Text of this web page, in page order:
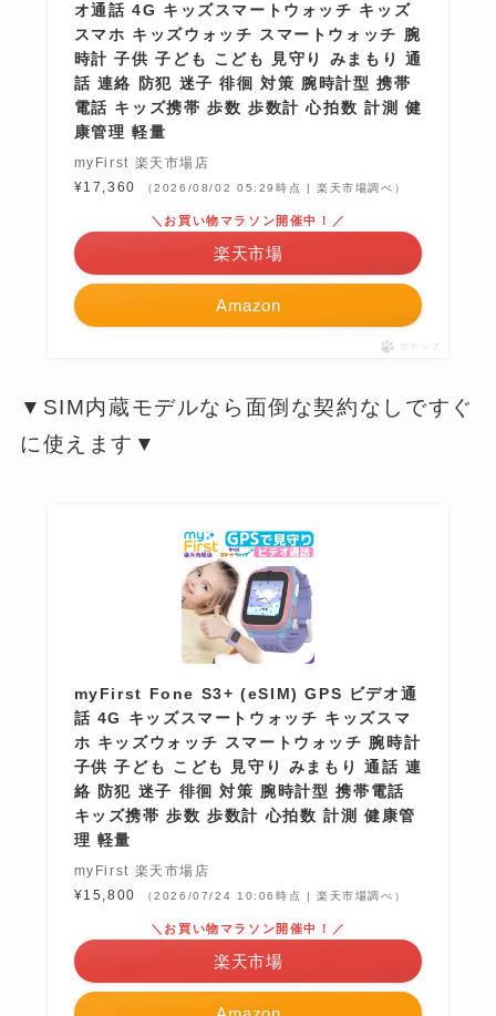
オ通話 4G キッズスマートウォッチ キッズ
スマホ キッズウォッチ スマートウォッチ 腕
時計 子供 子ども こども 見守り みまもり 通
話 連絡 防犯 迷子 徘徊 対策 腕時計型 携帯
電話 キッズ携帯 歩数 歩数計 心拍数 計測 健
康管理 軽量
myFirst 楽天市場店
¥17,360
（2026/08/02 05:29時点 | 楽天市場調べ）
Amazon
＼お買い物マラソン開催中！／
楽天市場
ポチップ
▼SIM内蔵モデルなら面倒な契約なしですぐ
に使えます▼
myFirst Fone S3+ (eSIM) GPS ビデオ通
話 4G キッズスマートウォッチ キッズスマ
ホ キッズウォッチ スマートウォッチ 腕時計
子供 子ども こども 見守り みまもり 通話 連
絡 防犯 迷子 徘徊 対策 腕時計型 携帯電話
キッズ携帯 歩数 歩数計 心拍数 計測 健康管
理 軽量
myFirst 楽天市場店
¥15,800
（2026/07/24 10:06時点 | 楽天市場調べ）
＼お買い物マラソン開催中！／
楽天市場